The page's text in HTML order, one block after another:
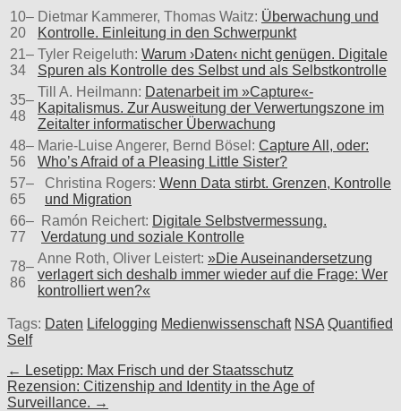
10–
20
Dietmar Kammerer, Thomas Waitz: Überwachung und
Kontrolle. Einleitung in den Schwerpunkt
21–
34
Tyler Reigeluth: Warum ›Daten‹ nicht genügen. Digitale
Spuren als Kontrolle des Selbst und als Selbstkontrolle
35–
48
Till A. Heilmann: Datenarbeit im »Capture«-
Kapitalismus. Zur Ausweitung der Verwertungszone im
Zeitalter informatischer Überwachung
48–
56
Marie-Luise Angerer, Bernd Bösel: Capture All, oder:
Who’s Afraid of a Pleasing Little Sister?
57–
65
Christina Rogers: Wenn Data stirbt. Grenzen, Kontrolle
und Migration
66–
77
Ramón Reichert: Digitale Selbstvermessung.
Verdatung und soziale Kontrolle
78–
86
Anne Roth, Oliver Leistert: »Die Auseinandersetzung
verlagert sich deshalb immer wieder auf die Frage: Wer
kontrolliert wen?«
Tags: Daten Lifelogging Medienwissenschaft NSA Quantified
Self
Post
navigation
← Lesetipp: Max Frisch und der Staatsschutz
Rezension: Citizenship and Identity in the Age of
Surveillance. →